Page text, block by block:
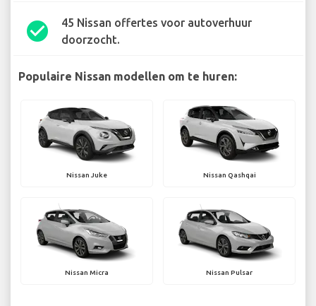
check_circle
45 Nissan offertes voor autoverhuur
doorzocht.
Populaire Nissan modellen om te huren:
Nissan Juke Nissan Qashqai
Nissan Micra Nissan Pulsar